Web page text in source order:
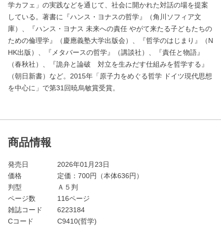
学カフェ」の実践などを通じて、社会に開かれた対話の場を提案
している。著書に『ハンス・ヨナスの哲学』（角川ソフィア文
庫）、『ハンス・ヨナス 未来への責任 やがて来たる子どもたちの
ための倫理学』（慶應義塾大学出版会）、『哲学のはじまり』（N
HK出版）、『メタバースの哲学』（講談社）、『責任と物語』
（春秋社）、『詭弁と論破 対立を生みだす仕組みを哲学する』
（朝日新書）など。2015年「原子力をめぐる哲学 ドイツ現代思想
を中心に」で第31回暁烏敏賞受賞。
商品情報
発売日
2026年01月23日
価格
定価： 700円（本体636円）
判型
Ａ５判
ページ数
116ページ
雑誌コード
6223184
Cコード
C9410(哲学)